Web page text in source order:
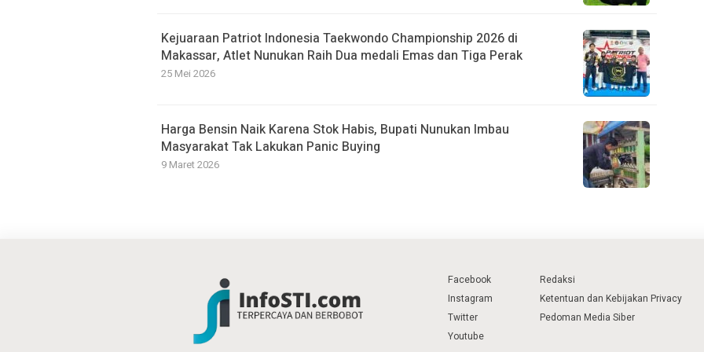
Kejuaraan Patriot Indonesia Taekwondo Championship 2026 di
Makassar, Atlet Nunukan Raih Dua medali Emas dan Tiga Perak
25 Mei 2026
Harga Bensin Naik Karena Stok Habis, Bupati Nunukan Imbau
Masyarakat Tak Lakukan Panic Buying
9 Maret 2026
Facebook
Instagram
Twitter
Youtube
Redaksi
Ketentuan dan Kebijakan Privacy
Pedoman Media Siber